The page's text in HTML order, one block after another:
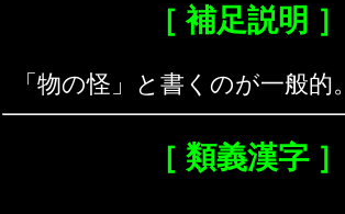
［ 補足説明 ］
「物の怪」と書くのが一般的。
［ 類義漢字 ］